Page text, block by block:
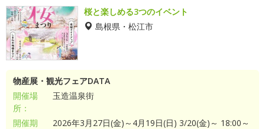
桜と楽しめる3つのイベント
島根県・松江市
物産展・観光フェアDATA
開催場
所：
玉造温泉街
開催期
2026年3月27日(金)～4月19日(日) 3/20(金)～ 18:00～